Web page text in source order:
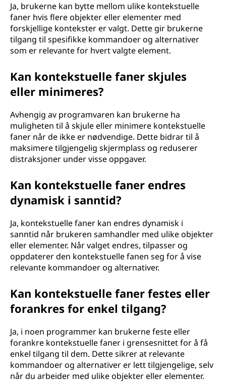
Ja, brukerne kan bytte mellom ulike kontekstuelle
faner hvis flere objekter eller elementer med
forskjellige kontekster er valgt. Dette gir brukerne
tilgang til spesifikke kommandoer og alternativer
som er relevante for hvert valgte element.
Kan kontekstuelle faner skjules
eller minimeres?
Avhengig av programvaren kan brukerne ha
muligheten til å skjule eller minimere kontekstuelle
faner når de ikke er nødvendige. Dette bidrar til å
maksimere tilgjengelig skjermplass og reduserer
distraksjoner under visse oppgaver.
Kan kontekstuelle faner endres
dynamisk i sanntid?
Ja, kontekstuelle faner kan endres dynamisk i
sanntid når brukeren samhandler med ulike objekter
eller elementer. Når valget endres, tilpasser og
oppdaterer den kontekstuelle fanen seg for å vise
relevante kommandoer og alternativer.
Kan kontekstuelle faner festes eller
forankres for enkel tilgang?
Ja, i noen programmer kan brukerne feste eller
forankre kontekstuelle faner i grensesnittet for å få
enkel tilgang til dem. Dette sikrer at relevante
kommandoer og alternativer er lett tilgjengelige, selv
når du arbeider med ulike objekter eller elementer.